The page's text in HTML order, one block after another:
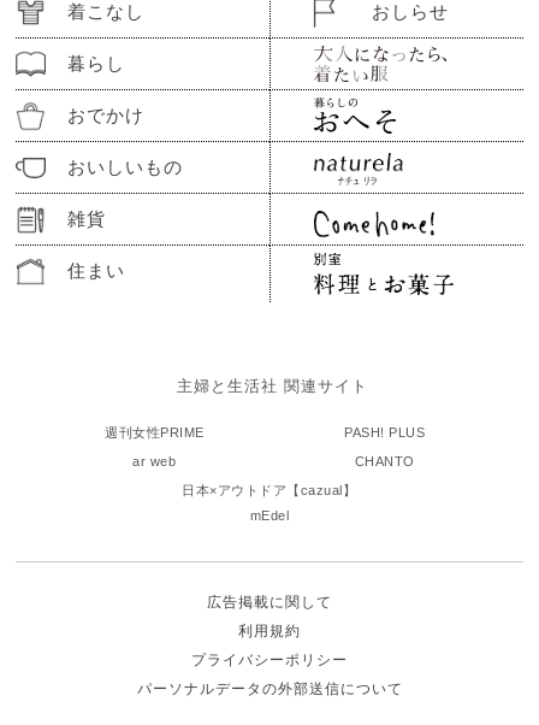
着こなし
暮らし
おでかけ
おいしいもの
雑貨
住まい
おしらせ
主婦と生活社 関連サイト
週刊女性PRIME
PASH! PLUS
ar web
CHANTO
日本×アウトドア【cazual】
mEdel
広告掲載に関して
利用規約
プライバシーポリシー
パーソナルデータの外部送信について